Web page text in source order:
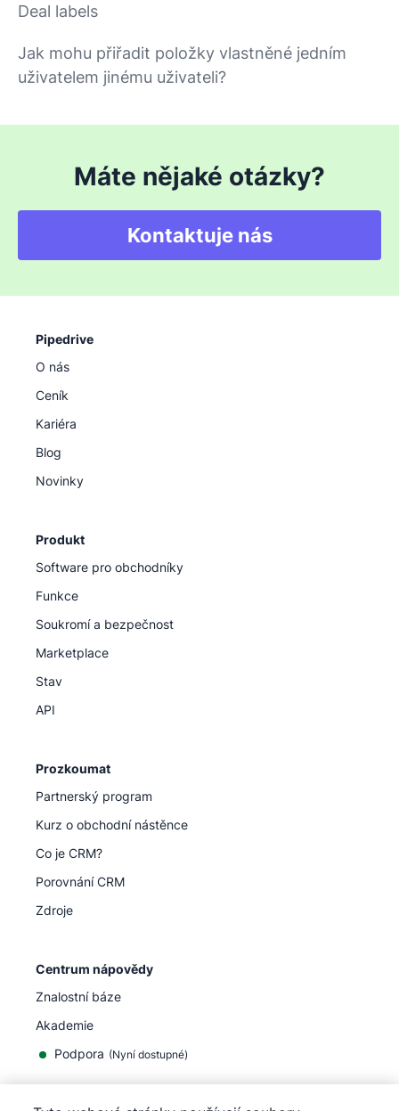
Deal labels
Jak mohu přiřadit položky vlastněné jedním
uživatelem jinému uživateli?
Máte nějaké otázky?
Kontaktuje nás
Pipedrive
O nás
Ceník
Kariéra
Blog
Novinky
Produkt
Software pro obchodníky
Funkce
Soukromí a bezpečnost
Marketplace
Stav
API
Prozkoumat
Partnerský program
Kurz o obchodní nástěnce
Co je CRM?
Porovnání CRM
Zdroje
Centrum nápovědy
Znalostní báze
Akademie
Podpora (Nyní dostupné)